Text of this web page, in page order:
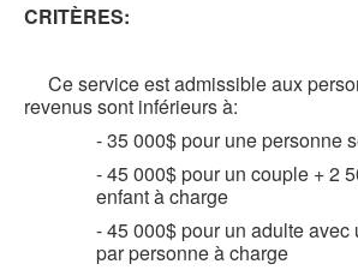
CRITÈRES:
Ce service est admissible aux
revenus sont inférieurs à:
- 35 000$ pour une personne
- 45 000$ pour un couple + 2
enfant à charge
- 45 000$ pour un adulte avec
par personne à charge